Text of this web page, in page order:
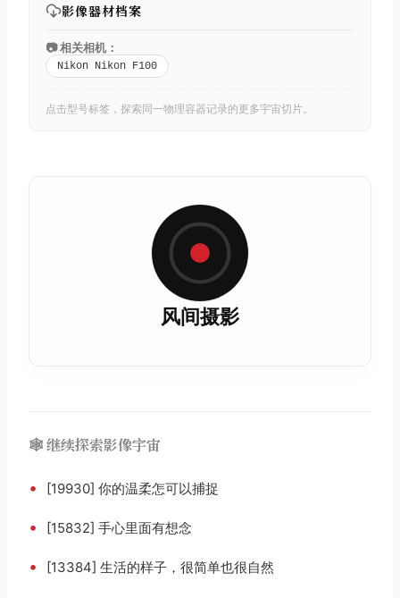
影像器材档案
📷 相关相机：
Nikon Nikon F100
点击型号标签，探索同一物理容器记录的更多宇宙切片。
风间摄影
🕸️ 继续探索影像宇宙
• [19930] 你的温柔怎可以捕捉
• [15832] 手心里面有想念
• [13384] 生活的样子，很简单也很自然